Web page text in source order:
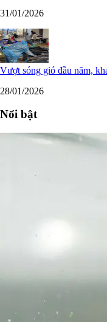
31/01/2026
Vượt sóng gió đầu năm,
28/01/2026
Nổi bật